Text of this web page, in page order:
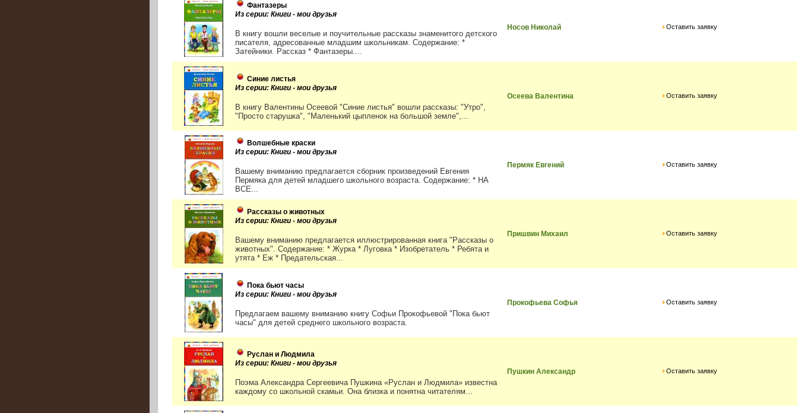
Фантазеры
Из серии: Книги - мои друзья
В книгу вошли веселые и поучительные рассказы знаменитого детского
писателя, адресованные младшим школьникам. Содержание: *
Затейники. Рассказ * Фантазеры....
Носов Николай Оставить заявку
Синие листья
Из серии: Книги - мои друзья
В книгу Валентины Осеевой "Синие листья" вошли рассказы: "Утро",
"Просто старушка", "Маленький цыпленок на большой земле",...
Осеева Валентина Оставить заявку
Волшебные краски
Из серии: Книги - мои друзья
Вашему вниманию предлагается сборник произведений Евгения
Пермяка для детей младшего школьного возраста. Содержание: * НА
ВСЕ...
Пермяк Евгений Оставить заявку
Рассказы о животных
Из серии: Книги - мои друзья
Вашему вниманию предлагается иллюстрированная книга "Рассказы о
животных". Содержание: * Журка * Луговка * Изобретатель * Ребята и
утята * Еж * Предательская...
Пришвин Михаил Оставить заявку
Пока бьют часы
Из серии: Книги - мои друзья
Предлагаем вашему вниманию книгу Софьи Прокофьевой "Пока бьют
часы" для детей среднего школьного возраста.
Прокофьева Софья Оставить заявку
Руслан и Людмила
Из серии: Книги - мои друзья
Поэма Александра Сергеевича Пушкина «Руслан и Людмила» известна
каждому со школьной скамьи. Она близка и понятна читателям...
Пушкин Александр Оставить заявку